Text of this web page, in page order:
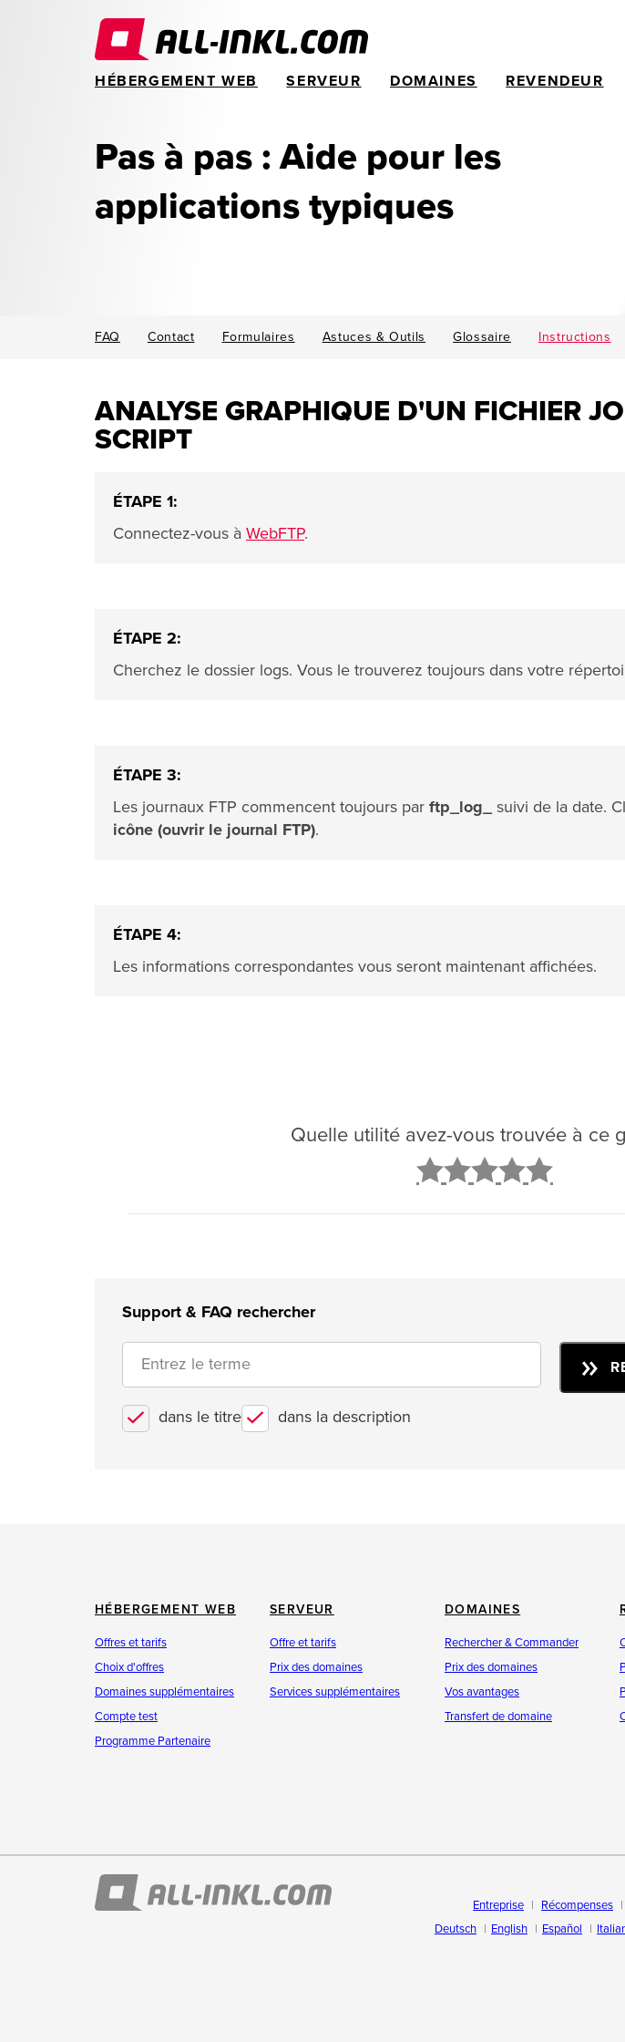
HÉBERGEMENT WEB SERVEUR DOMAINES REVENDEUR
Pas à pas : Aide pour les
applications typiques
FAQ Contact Formulaires Astuces & Outils Glossaire Instructions
ANALYSE GRAPHIQUE D'UN FICHIER
SCRIPT
ÉTAPE 1:
Connectez-vous à WebFTP.
ÉTAPE 2:
Cherchez le dossier logs. Vous le trouverez toujours dans votre
ÉTAPE 3:
Les journaux FTP commencent toujours par ftp_log_ suivi de la date.
icône (ouvrir le journal FTP).
ÉTAPE 4:
Les informations correspondantes vous seront maintenant affichées.
Quelle utilité avez-vous trouvée à ce
Support & FAQ rechercher
dans le titre dans la description
HÉBERGEMENT WEB
Offres et tarifs
Choix d'offres
Domaines supplémentaires
Compte test
Programme Partenaire
SERVEUR
Offre et tarifs
Prix des domaines
Services supplémentaires
DOMAINES
Rechercher & Commander
Prix des domaines
Vos avantages
Transfert de domaine
Entreprise
Récompenses
Deutsch
English Español